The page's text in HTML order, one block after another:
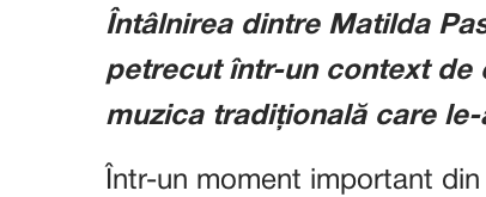
Întâlnirea dintre Matilda
petrecut într-un context de
muzica tradițională care
Într-un moment important